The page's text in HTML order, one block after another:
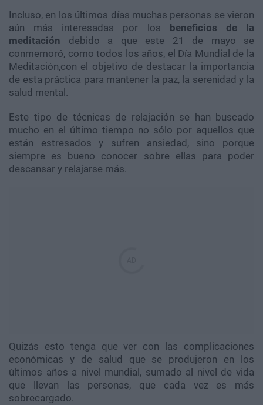
Incluso, en los últimos días muchas personas se vieron
aún más interesadas por los
beneficios de la
meditación debido a que este 21 de mayo se
conmemoró, como todos los años, el Día Mundial de la
Meditación,con el objetivo de destacar la importancia
de esta práctica para mantener la paz, la serenidad y la
salud mental.
Este tipo de técnicas de relajación se han buscado
mucho en el último tiempo no sólo por aquellos que
están estresados y sufren ansiedad, sino porque
siempre es bueno conocer sobre ellas para poder
descansar y relajarse más.
Quizás esto tenga que ver con las complicaciones
económicas y de salud que se produjeron en los
últimos años a nivel mundial, sumado al nivel de vida
que llevan las personas, que cada vez es más
sobrecargado.